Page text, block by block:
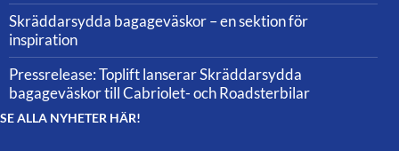
Skräddarsydda bagageväskor – en sektion för
inspiration
Pressrelease: Toplift lanserar Skräddarsydda
bagageväskor till Cabriolet- och Roadsterbilar
SE ALLA NYHETER HÄR!